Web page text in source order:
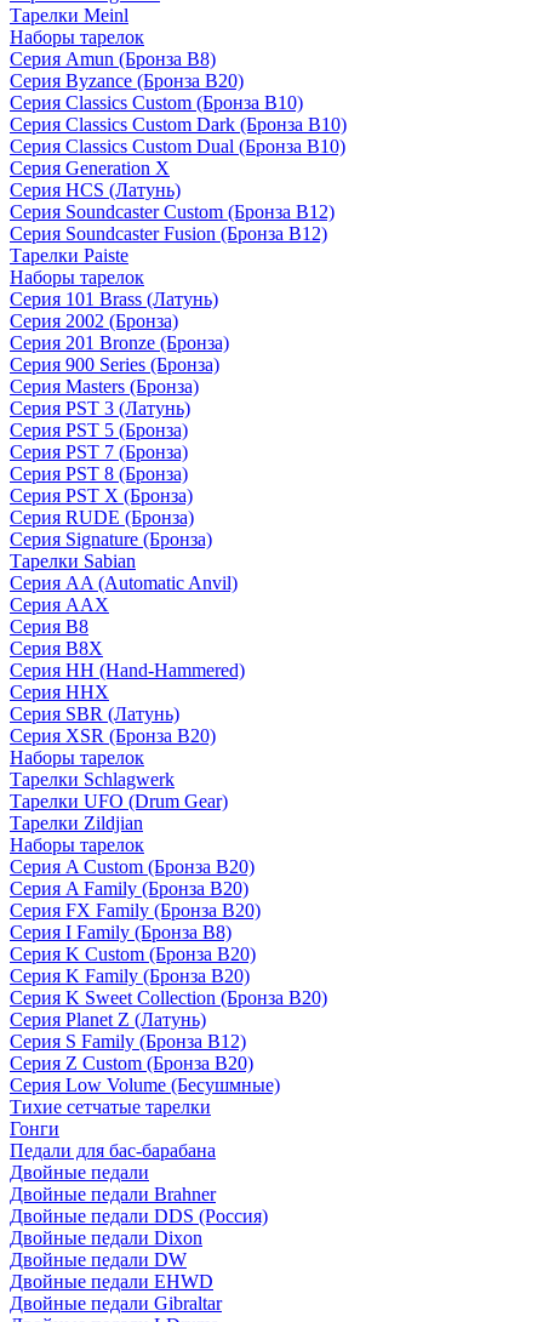
Тарелки Meinl
Наборы тарелок
Серия Amun (Бронза B8)
Серия Byzance (Бронза B20)
Серия Classics Custom (Бронза B10)
Серия Classics Custom Dark (Бронза B10)
Серия Classics Custom Dual (Бронза B10)
Серия Generation X
Серия HCS (Латунь)
Серия Soundcaster Custom (Бронза B12)
Серия Soundcaster Fusion (Бронза B12)
Тарелки Paiste
Наборы тарелок
Серия 101 Brass (Латунь)
Серия 2002 (Бронза)
Серия 201 Bronze (Бронза)
Серия 900 Series (Бронза)
Серия Masters (Бронза)
Серия PST 3 (Латунь)
Серия PST 5 (Бронза)
Серия PST 7 (Бронза)
Серия PST 8 (Бронза)
Серия PST X (Бронза)
Серия RUDE (Бронза)
Серия Signature (Бронза)
Тарелки Sabian
Серия AA (Automatic Anvil)
Серия AAX
Серия B8
Серия B8X
Серия HH (Hand-Hammered)
Серия HHX
Серия SBR (Латунь)
Серия XSR (Бронза B20)
Наборы тарелок
Тарелки Schlagwerk
Тарелки UFO (Drum Gear)
Тарелки Zildjian
Наборы тарелок
Серия A Custom (Бронза B20)
Серия A Family (Бронза B20)
Серия FX Family (Бронза B20)
Серия I Family (Бронза B8)
Серия K Custom (Бронза B20)
Серия K Family (Бронза B20)
Серия K Sweet Collection (Бронза B20)
Серия Planet Z (Латунь)
Серия S Family (Бронза B12)
Серия Z Custom (Бронза B20)
Серия Low Volume (Бесушмные)
Тихие сетчатые тарелки
Гонги
Педали для бас-барабана
Двойные педали
Двойные педали Brahner
Двойные педали DDS (Россия)
Двойные педали Dixon
Двойные педали DW
Двойные педали EHWD
Двойные педали Gibraltar